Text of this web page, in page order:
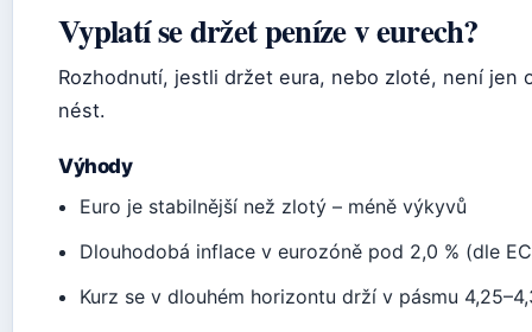
Vyplatí se držet peníze v eurech?
Rozhodnutí, jestli držet eura, nebo zloté, není jen
nést.
Výhody
Euro je stabilnější než zlotý – méně výkyvů
Dlouhodobá inflace v eurozóně pod 2,0 % (dle
Kurz se v dlouhém horizontu drží v pásmu